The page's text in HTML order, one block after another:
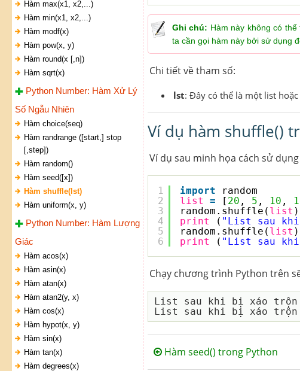
Hàm max(x1, x2,...)
Hàm min(x1, x2,...)
Hàm modf(x)
Hàm pow(x, y)
Hàm round(x [,n])
Hàm sqrt(x)
Python Number: Hàm Xử Lý
Số Ngẫu Nhiên
Hàm choice(seq)
Hàm randrange ([start,] stop
[,step])
Hàm random()
Hàm seed([x])
Hàm shuffle(lst)
Hàm uniform(x, y)
Python Number: Hàm Lượng
Giác
Hàm acos(x)
Hàm asin(x)
Hàm atan(x)
Hàm atan2(y, x)
Hàm cos(x)
Hàm hypot(x, y)
Hàm sin(x)
Hàm tan(x)
Hàm degrees(x)
Ghi chú: Hàm này không có
ta cần gọi hàm này bởi sử dụng
Chi tiết về tham số:
lst: Đây có thể là một list
Ví dụ hàm shuffle()
Ví dụ sau minh họa cách sử
1
2
3
4
5
6
import
random
list
= [ 20 , 5 , 10 ,
random.shuffle( list )
print
( "List sau
random.shuffle( list )
print
( "List sau
Chạy chương trình Python trên
List sau khi bị xáo
Hàm seed() trong Python